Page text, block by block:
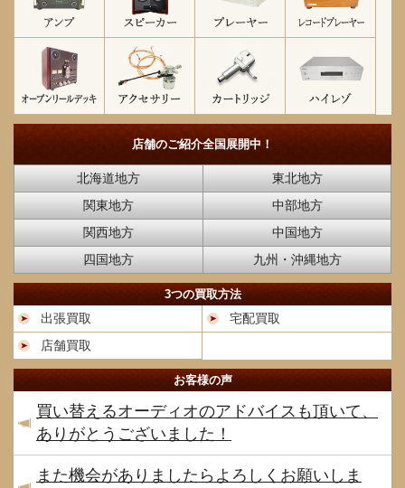
店舗のご紹介全国展開中！
北海道地方
東北地方
関東地方
中部地方
関西地方
中国地方
四国地方
九州・沖縄地方
3つの買取方法
出張買取
宅配買取
店舗買取
お客様の声
買い替えるオーディオのアドバイスも頂いて、
ありがとうございました！
また機会がありましたらよろしくお願いしま